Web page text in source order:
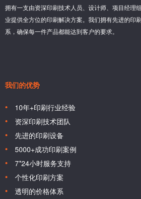
拥有一支由资深印刷技术人员、设计师、项目经理
业提供全方位的印刷解决方案。我们拥有先进的印
系，确保每一件产品都能达到客户的要求。
我们的优势
10年+印刷行业经验
资深印刷技术团队
先进的印刷设备
5000+成功印刷案例
7*24小时服务支持
个性化印刷方案
透明的价格体系